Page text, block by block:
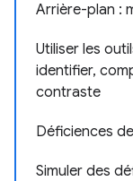
Arrière-plan :
Utiliser les
identifier,
contraste
Déficiences
Simuler des